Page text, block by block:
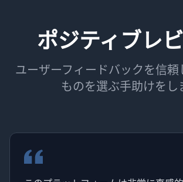
ポジティブレ
ユーザーフィードバックを信頼
ものを選ぶ手助けをし